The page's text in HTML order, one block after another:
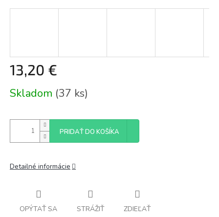
13,20 €
cena:
Skladom (37 ks)
PRIDAŤ DO KOŠÍKA
Detailné informácie
OPÝTAŤ SA STRÁŽIŤ ZDIEĽAŤ